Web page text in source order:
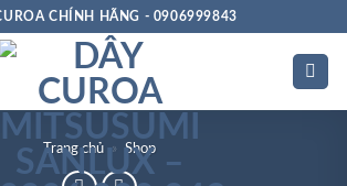
CHÍNH HÃNG - 0906999843
Trang chủ » Shop